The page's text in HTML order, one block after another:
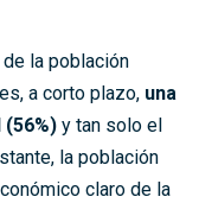
la población
a corto plazo, una
y tan solo el
la población
claro de la